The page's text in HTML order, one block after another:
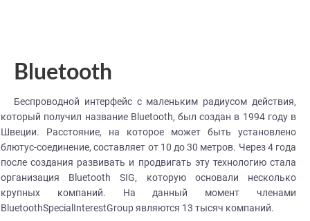
Bluetooth
Беспроводной интерфейс с маленьким радиусом действия,
который получил название Bluetooth, был создан в 1994 году в
Швеции. Расстояние, на которое может быть установлено
блютус-соединение, составляет от 10 до 30 метров. Через 4 года
после создания развивать и продвигать эту технологию стала
организация Bluetooth SIG, которую основали несколько
крупных компаний. На данный момент членами
BluetoothSpecialInterestGroup являются 13 тысяч компаний.